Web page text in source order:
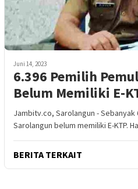
Juni 14, 2023
6.396 Pemilih
Belum Memiliki E-
Jambitv.co, Sarolangun - Sebanyak
Sarolangun belum memiliki E-KTP.
BERITA TERKAIT